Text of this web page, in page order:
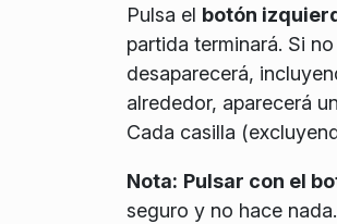
Pulsa el botón
partida terminará. Si
desaparecerá,
alrededor, aparecerá
Cada casilla (
Nota: Pulsar con el
seguro y no hace nada.